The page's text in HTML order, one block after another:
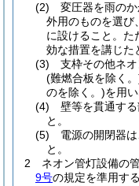
(2)
変圧器を雨の
外用のものを選び
に設けること。 た
効な措置を講じた
(3)
支枠その他ネ
(難燃合板を除く
のを除く。)を用い
(4)
壁等を貫通す
と。
(5)
電源の開閉器
と。
2
ネオン管灯設備の
9号の規定を準用する